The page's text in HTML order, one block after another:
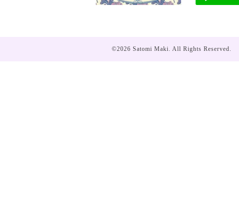
©2026 Satomi Maki . All Rights Reserved.